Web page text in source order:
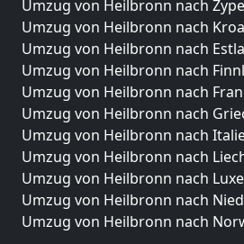
Umzug von Heilbronn nach
Umzug von Heilbronn nach
Umzug von Heilbronn nach
Umzug von Heilbronn nach
Umzug von Heilbronn nach
Umzug von Heilbronn nach
Umzug von Heilbronn nach
Umzug von Heilbronn nach
Umzug von Heilbronn nach
Umzug von Heilbronn nach
Umzug von Heilbronn nach